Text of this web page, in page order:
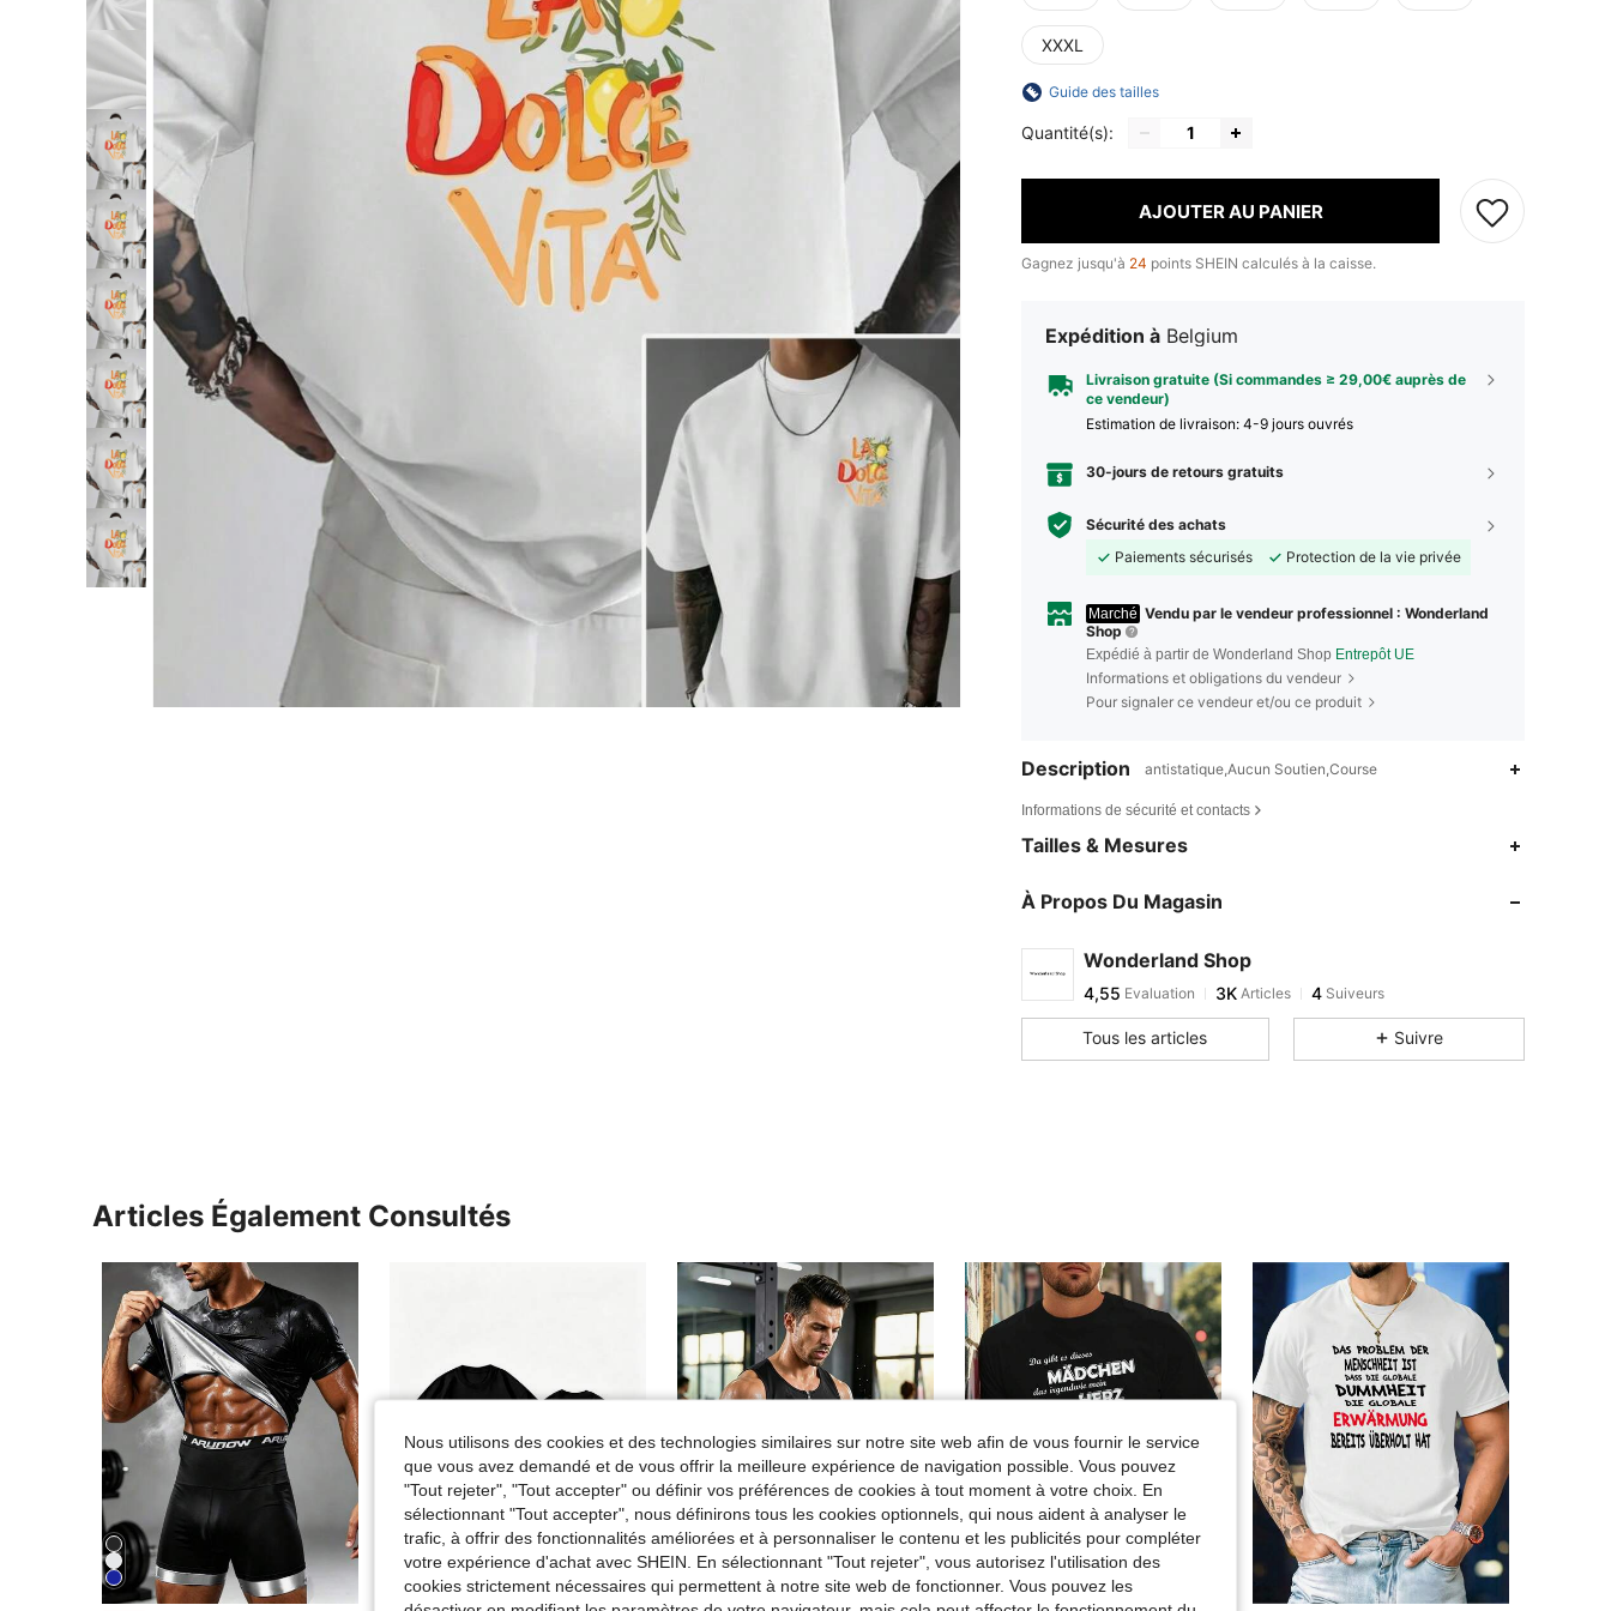
XXXL
Guide des tailles
Quantité(s):
AJOUTER AU PANIER
Gagnez jusqu'à 24 points SHEIN calculés à la caisse.
Expédition à Belgium
Livraison gratuite (Si commandes ≥ 29,00€ auprès de
ce vendeur)
Estimation de livraison: 4-9 jours ouvrés
30-jours de retours gratuits
Sécurité des achats
Paiements sécurisés
Protection de la vie privée
Marché Vendu par le vendeur professionnel : Wonderland
Shop
Expédié à partir de Wonderland Shop Entrepôt UE
Informations et obligations du vendeur
Pour signaler ce vendeur et/ou ce produit
Description antistatique,Aucun Soutien,Course
Informations de sécurité et contacts
Tailles & Mesures
À Propos Du Magasin
Wonderland Shop
4,55 Evaluation 3K Articles 4 Suiveurs
Tous les articles Suivre
Articles Également Consultés
Nous utilisons des cookies et des technologies similaires sur notre site web afin de vous fournir le service
que vous avez demandé et de vous offrir la meilleure expérience de navigation possible. Vous pouvez
"Tout rejeter", "Tout accepter" ou définir vos préférences de cookies à tout moment à votre choix. En
sélectionnant "Tout accepter", nous définirons tous les cookies optionnels, qui nous aident à analyser le
trafic, à offrir des fonctionnalités améliorées et à personnaliser le contenu et les publicités pour compléter
votre expérience d'achat avec SHEIN. En sélectionnant "Tout rejeter", vous autorisez l'utilisation des
cookies strictement nécessaires qui permettent à notre site web de fonctionner. Vous pouvez les